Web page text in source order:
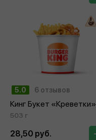
5.0 6 отзывов
Кинг Букет «Креветки»
503 г
28,50 руб.